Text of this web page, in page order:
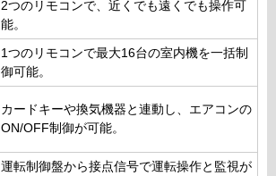
2つのリモコンで、近くでも遠くでも操作可
能。
1つのリモコンで最大16台の室内機を一括制
御可能。
カードキーや換気機器と連動し、エアコンの
ON/OFF制御が可能。
運転制御盤から接点信号で運転操作と監視が